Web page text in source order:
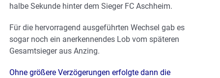
halbe Sekunde hinter dem Sieger FC Aschheim.
Für die hervorragend ausgeführten Wechsel gab es
sogar noch ein anerkennendes Lob vom späteren
Gesamtsieger aus Anzing.
Ohne größere Verzögerungen erfolgte dann die